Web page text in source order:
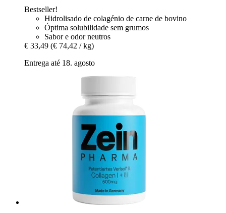
Bestseller!
Hidrolisado de colagénio de carne de bovino
Óptima solubilidade sem grumos
Sabor e odor neutros
€ 33,49 (€ 74,42 / kg)
Entrega até 18. agosto